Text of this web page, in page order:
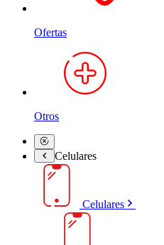
Ofertas
Otros
Celulares
Celulares